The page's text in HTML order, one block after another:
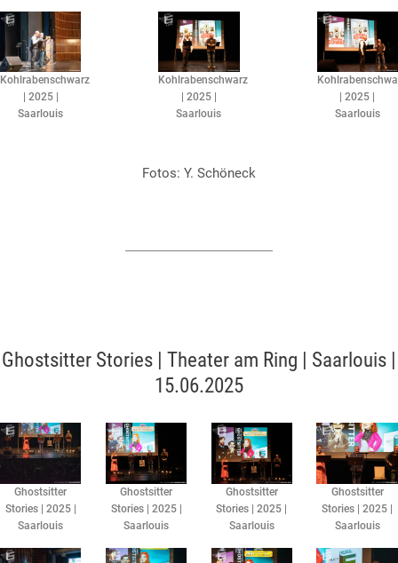
Kohlrabenschwarz
| 2025 |
Saarlouis
Kohlrabenschwarz
| 2025 |
Saarlouis
| 2025 |
Saarlouis
Fotos: Y. Schöneck​
Ghostsitter Stories | Theater am Ring | Saarlouis |
15.06.2025
Ghostsitter
Stories | 2025 |
Saarlouis
Ghostsitter
Stories | 2025 |
Saarlouis
Ghostsitter
Stories | 2025 |
Saarlouis
Ghostsitter
Stories | 2025 |
Saarlouis